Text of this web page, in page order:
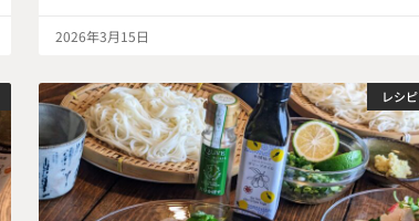
2026年3月15日
レシピ